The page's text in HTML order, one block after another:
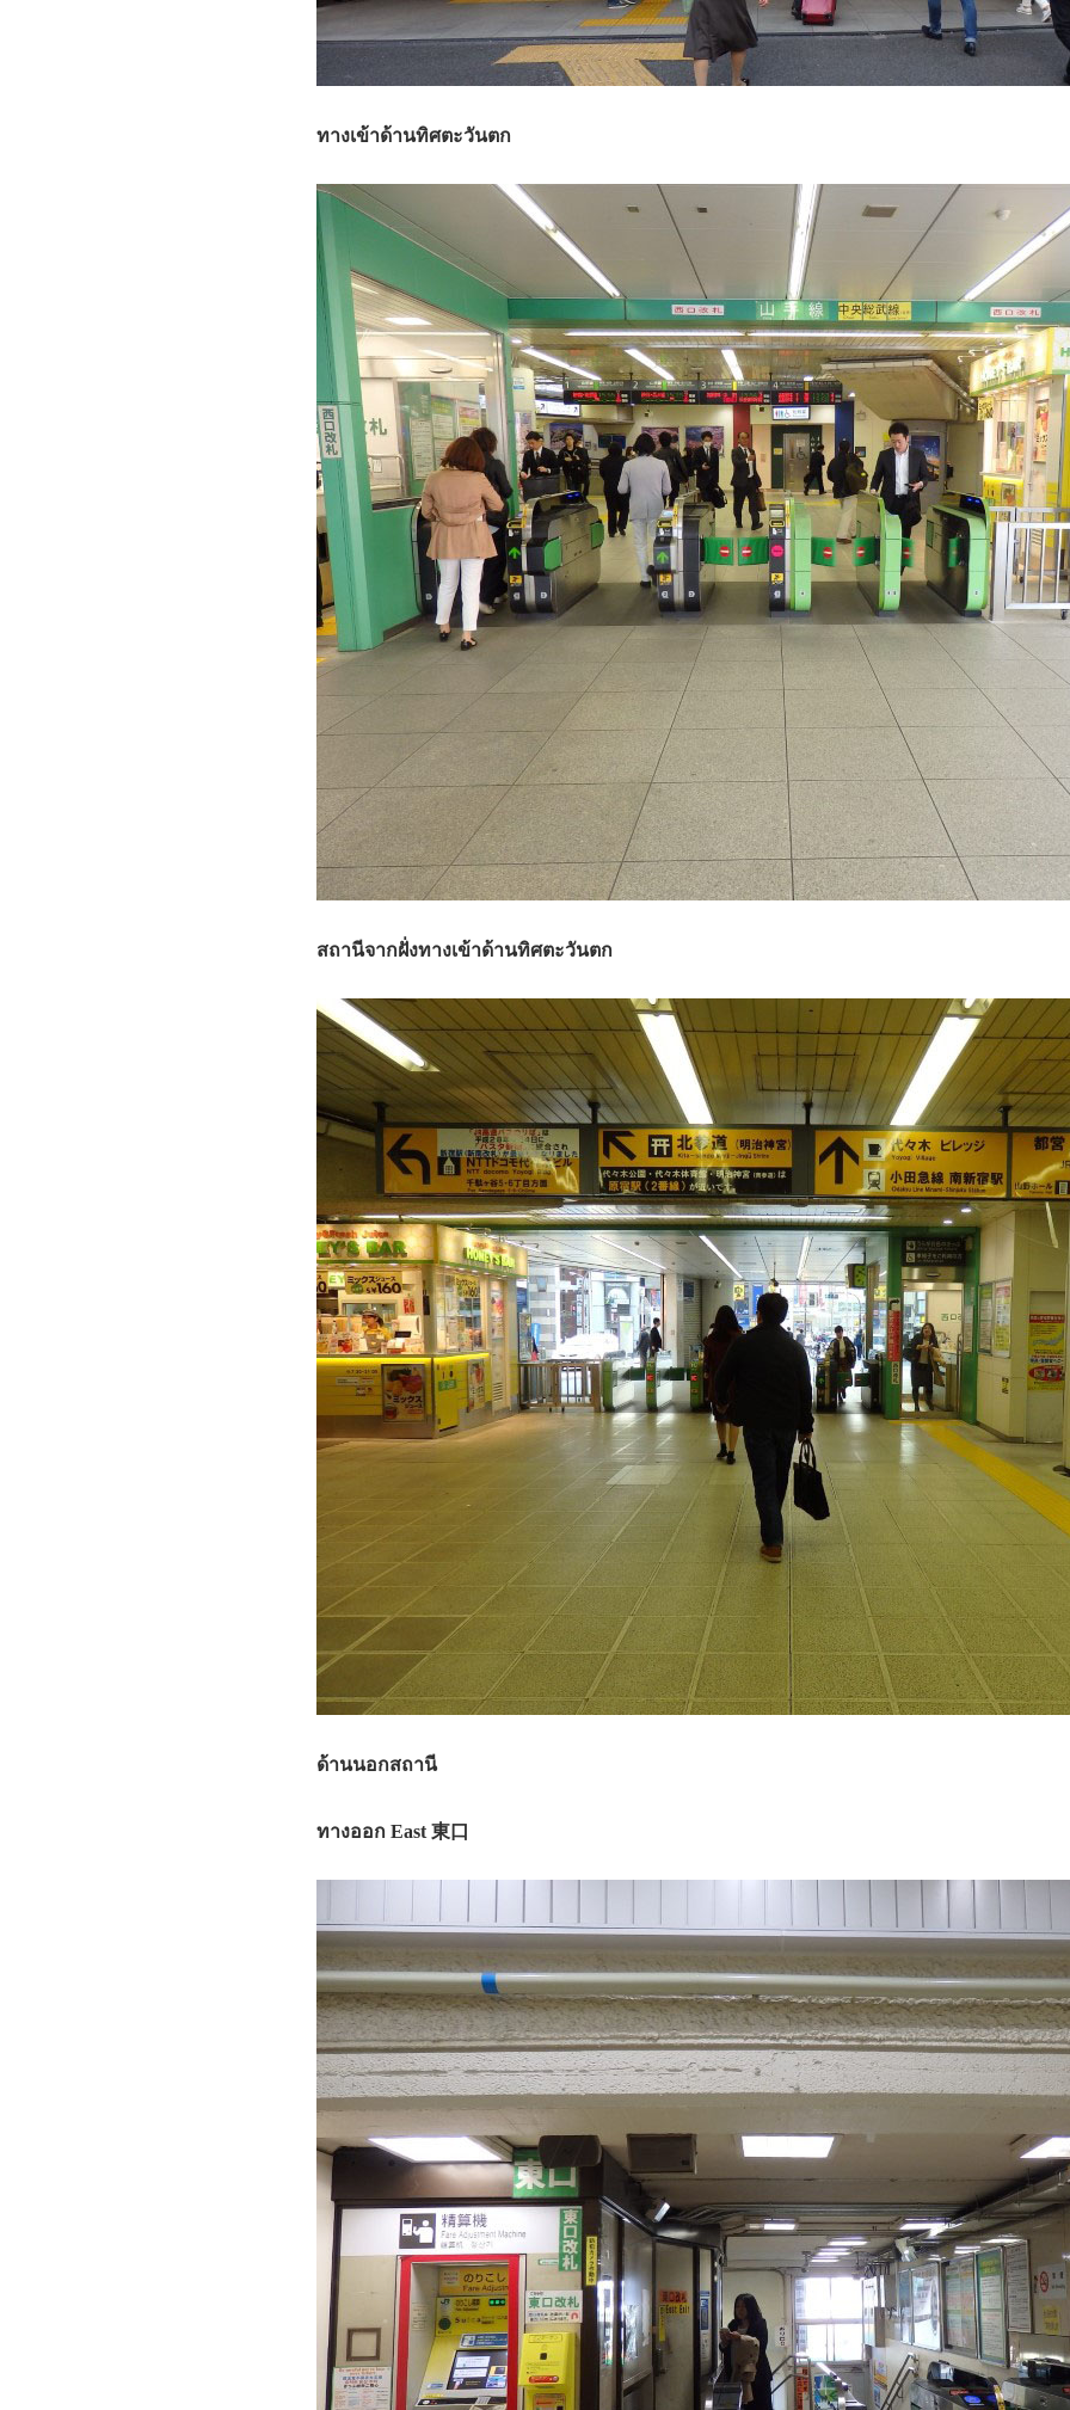
ทางเข้าด้านทิศตะวันตก
สถานีจากฝั่งทางเข้าด้านทิศตะวันตก
ด้านนอกสถานี
ทางออก East 東口